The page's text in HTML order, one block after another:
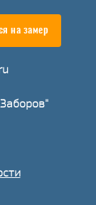
на замер